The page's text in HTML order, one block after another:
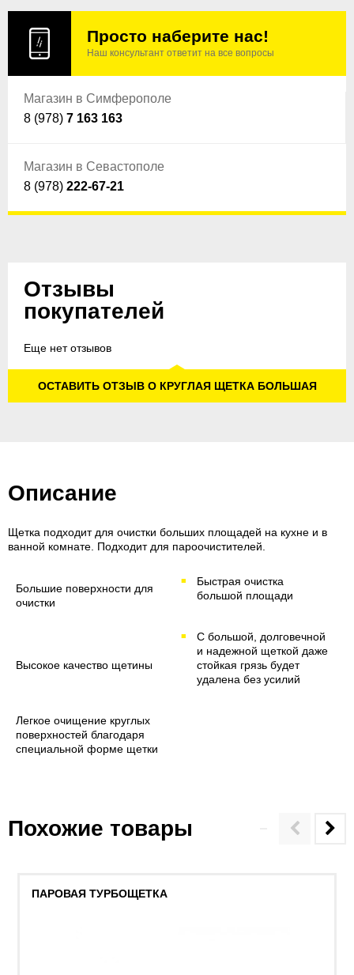
Просто наберите нас!
Наш консультант ответит на все вопросы
Магазин в Симферополе
8 (978) 7 163 163
Магазин в Севастополе
8 (978) 222-67-21
Отзывы
покупателей
Еще нет отзывов
ОСТАВИТЬ ОТЗЫВ О КРУГЛАЯ ЩЕТКА БОЛЬШАЯ
Описание
Щетка подходит для очистки больших площадей на кухне и в
ванной комнате. Подходит для пароочистителей.
Большие поверхности для
очистки
Быстрая очистка
большой площади
Высокое качество щетины
С большой, долговечной
и надежной щеткой даже
стойкая грязь будет
удалена без усилий
Легкое очищение круглых
поверхностей благодаря
специальной форме щетки
Похожие товары
ПАРОВАЯ ТУРБОЩЕТКА